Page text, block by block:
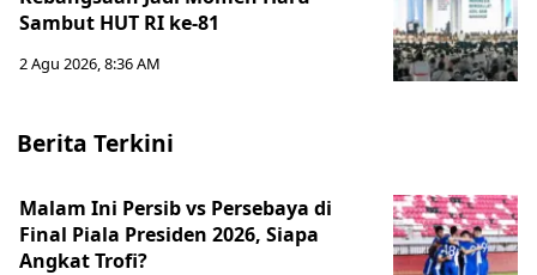
Sambut HUT RI ke-81
2 Agu 2026, 8:36 AM
Berita Terkini
Malam Ini Persib vs Persebaya di
Final Piala Presiden 2026, Siapa
Angkat Trofi?